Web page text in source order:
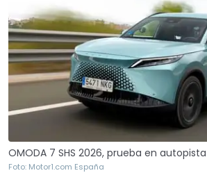
OMODA 7 SHS 2026, prueba en autopista
Foto: Motor1.com España